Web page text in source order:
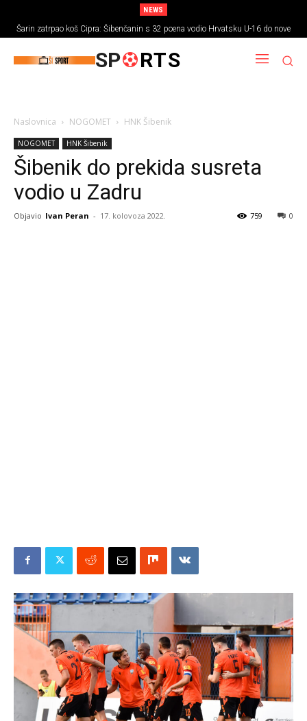
NEWS
Šarin zatrpao koš Cipra: Šibenčanin s 32 poena vodio Hrvatsku U-16 do nove
pobjede
SP RTS
Naslovnica NOGOMET HNK Šibenik
NOGOMET HNK Šibenik
Šibenik do prekida susreta
vodio u Zadru
Objavio Ivan Peran - 17. kolovoza 2022. 0
759